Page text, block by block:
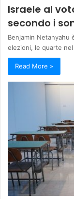
Israele al
secondo i
Benjamin Netanyahu
elezioni, le quarte
Read More »